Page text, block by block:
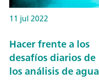
11 jul 2022
Hacer frente a los
desafíos diarios de
los análisis de agua